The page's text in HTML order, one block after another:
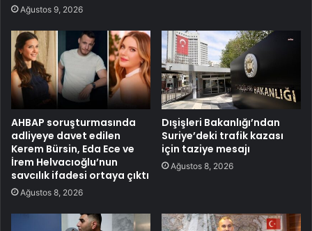
Ağustos 9, 2026
AHBAP soruşturmasında
adliyeye davet edilen
Kerem Bürsin, Eda Ece ve
İrem Helvacıoğlu’nun
savcılık ifadesi ortaya çıktı
Ağustos 8, 2026
Dışişleri Bakanlığı’ndan
Suriye’deki trafik kazası
için taziye mesajı
Ağustos 8, 2026